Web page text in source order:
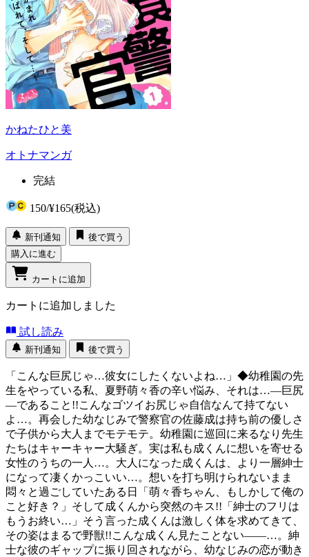
かねたひと美
オトナマンガ
完結
150/¥165(税込)
新刊通知
後で買う
購入に進む
カートに追加
カートに追加しました
試し読み
新刊通知 後で買う
「こんな巨尻じゃ…彼女にしたくないよね…」◆幼稚園の先
生をやっている私、夏野萌々香の辛い悩み、それは…―巨尻
―であること!!こんなゴツイお尻じゃ自信なんて持てない
よ…。再会した幼なじみで警察官の佐藤成は持ち前の優しさ
で子供から大人までモテモテ。幼稚園に巡回に来るなり先生
たちはキャーキャー大騒ぎ。実は私も成くんに想いを寄せる
女性のうちの一人…。大人になった成くんは、より一層紳士
になって凄くかっこいい…。想いを打ち明けられないまま
悶々と過ごしていたある日「萌々香ちゃん、もしかして俺の
こと好き？」そして成くんから突然のキス!!「紳士のフリは
もうお終い…」そう言った成くんは激しく体を求めてきて、
その姿はまるで野獣!!こんな成くん見たことない――…。紳
士な彼のギャップに振り回されながら、幼なじみの恋が動き